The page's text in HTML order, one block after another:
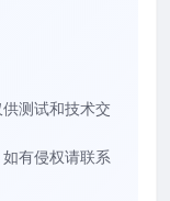
测试和技术交
有侵权请联系